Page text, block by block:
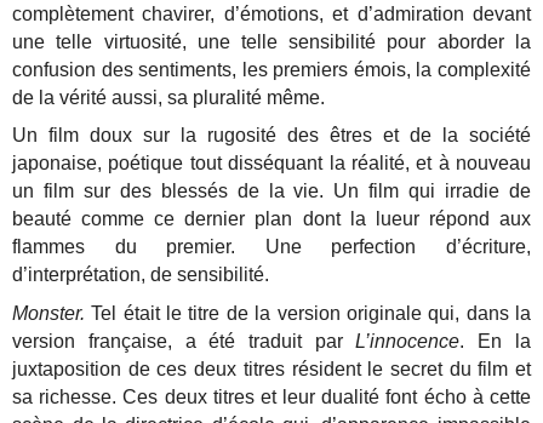
complètement chavirer, d’émotions, et d’admiration devant
une telle virtuosité, une telle sensibilité pour aborder la
confusion des sentiments, les premiers émois, la complexité
de la vérité aussi, sa pluralité même.
Un film doux sur la rugosité des êtres et de la société
japonaise, poétique tout disséquant la réalité, et à nouveau
un film sur des blessés de la vie. Un film qui irradie de
beauté comme ce dernier plan dont la lueur répond aux
flammes du premier. Une perfection d’écriture,
d’interprétation, de sensibilité.
Monster. Tel était le titre de la version originale qui, dans la
version française, a été traduit parL’innocence. En la
juxtaposition de ces deux titres résident le secret du film et
sa richesse. Ces deux titres et leur dualité font écho à cette